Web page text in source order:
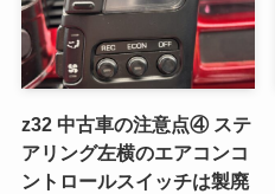
z32 中古車の注意点④ ステ
アリング左横のエアコンコ
ントロールスイッチは製廃